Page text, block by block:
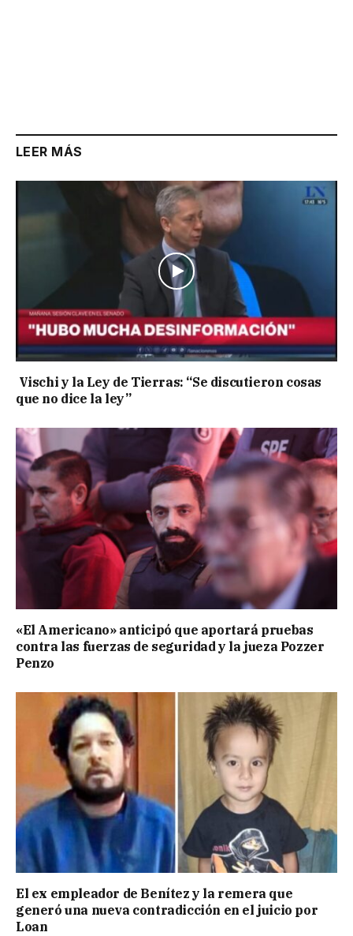
LEER MÁS
Vischi y la Ley de Tierras: “Se discutieron cosas
que no dice la ley”
«El Americano» anticipó que aportará pruebas
contra las fuerzas de seguridad y la jueza Pozzer
Penzo
El ex empleador de Benítez y la remera que
generó una nueva contradicción en el juicio por
Loan